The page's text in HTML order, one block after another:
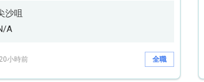
沙咀
A
小時前 全職